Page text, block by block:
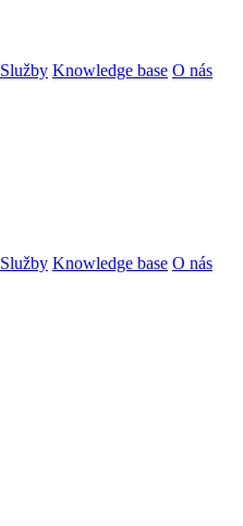
Služby Knowledge base O nás
Služby Knowledge base O nás